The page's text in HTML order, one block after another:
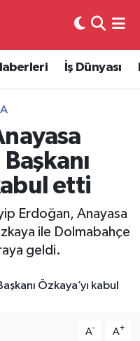
İş Dünyası
etti
Erdoğan, Anayasa
ile Dolmabahçe
geldi.
A- A+
Fikstür